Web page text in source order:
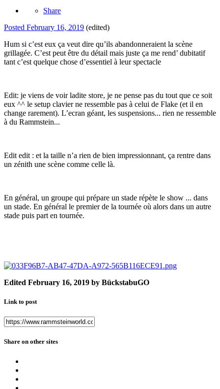
Share
Posted February 16, 2019 (edited)
Hum si c’est eux ça veut dire qu’ils abandonneraient la scène
grillagée. C’est peut être du détail mais juste ça me rend’ dubitatif
tant c’est quelque chose d’essentiel à leur spectacle
Edit: je viens de voir ladite store, je ne pense pas du tout que ce soit
eux ^^ le setup clavier ne ressemble pas à celui de Flake (et il en
change rarement). L’ecran géant, les suspensions... rien ne ressemble
à du Rammstein...
Edit edit : et la taille n’a rien de bien impressionnant, ça rentre dans
un zénith une scène comme celle là.
En général, un groupe qui prépare un stade répète le show ... dans
un stade. En général le premier de la tournée où alors dans un autre
stade puis part en tournée.
Edited February 16, 2019 by BückstabuGO
Link to post
Share on other sites